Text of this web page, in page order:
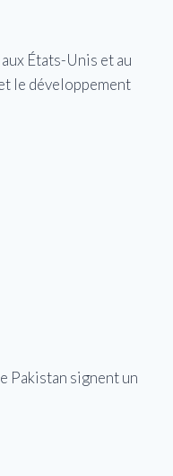
États-Unis et au
le développement
Pakistan signent un